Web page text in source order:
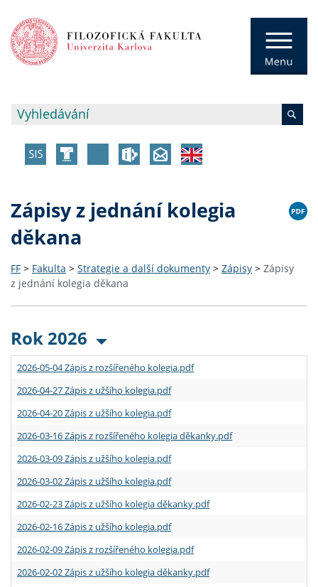
Zápisy z jednání kolegia
děkana
FF > Fakulta > Strategie a další dokumenty > Zápisy > Zápisy
z jednání kolegia děkana
Rok 2026
2026-05-04 Zápis z rozšířeného kolegia.pdf
2026-04-27 Zápis z užšího kolegia.pdf
2026-04-20 Zápis z užšího kolegia.pdf
2026-03-16 Zápis z rozšířeného kolegia děkanky.pdf
2026-03-09 Zápis z užšího kolegia.pdf
2026-03-02 Zápis z užšího kolegia.pdf
2026-02-23 Zápis z užšího kolegia děkanky.pdf
2026-02-16 Zápis z užšího kolegia.pdf
2026-02-09 Zápis z rozšířeného kolegia.pdf
2026-02-02 Zápis z užšího kolegia děkanky.pdf